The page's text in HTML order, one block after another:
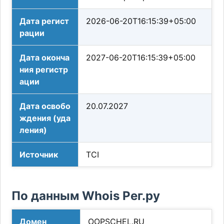
Дата регист
рации
2026-06-20T16:15:39+05:00
Дата оконча
ния регистр
ации
2027-06-20T16:15:39+05:00
Дата освобо
ждения (уда
ления)
20.07.2027
Источник TCI
По данным Whois Рег.ру
Домен OOPSCHEL.RU